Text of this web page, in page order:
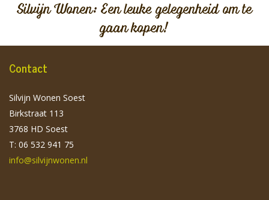
Silvijn Wonen: Een leuke gelegenheid om te
gaan kopen!
Contact
Silvijn Wonen Soest
Birkstraat 113
3768 HD Soest
T: 06 532 941 75
info@silvijnwonen.nl